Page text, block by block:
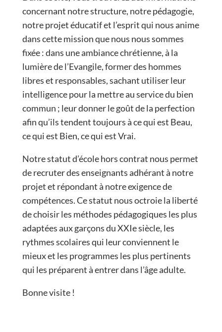
concernant notre structure, notre pédagogie,
notre projet éducatif et l’esprit qui nous anime
dans cette mission que nous nous sommes
fixée : dans une ambiance chrétienne, à la
lumière de l’Evangile, former des hommes
libres et responsables, sachant utiliser leur
intelligence pour la mettre au service du bien
commun ; leur donner le goût de la perfection
afin qu’ils tendent toujours à ce qui est Beau,
ce qui est Bien, ce qui est Vrai.
Notre statut d’école hors contrat nous permet
de recruter des enseignants adhérant à notre
projet et répondant à notre exigence de
compétences. Ce statut nous octroie la liberté
de choisir les méthodes pédagogiques les plus
adaptées aux garçons du XXIe siècle, les
rythmes scolaires qui leur conviennent le
mieux et les programmes les plus pertinents
qui les préparent à entrer dans l’âge adulte.
Bonne visite !